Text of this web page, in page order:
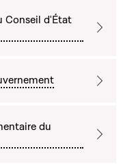
Conseil d'État
du